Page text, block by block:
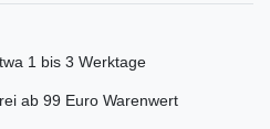
1 bis 3 Werktage
ab 99 Euro Warenwert